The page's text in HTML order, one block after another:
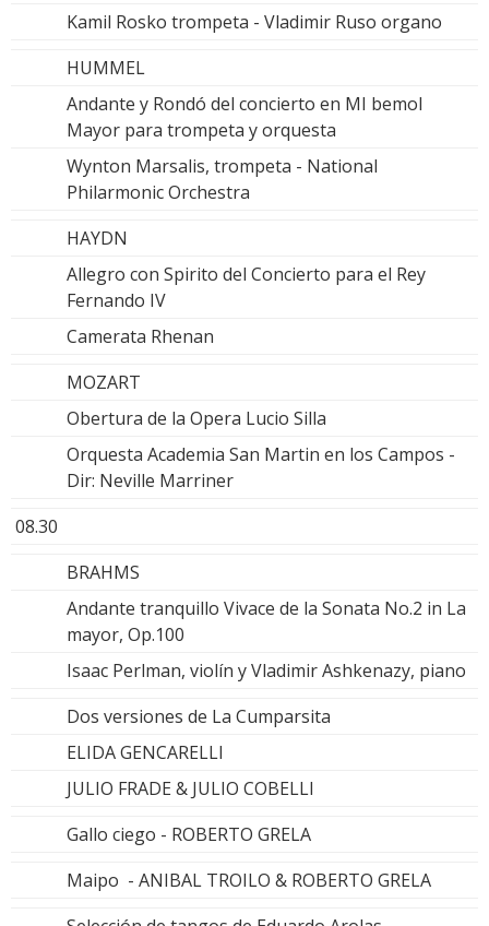
Kamil Rosko trompeta - Vladimir Ruso organo
HUMMEL
Andante y Rondó del concierto en MI bemol
Mayor para trompeta y orquesta
Wynton Marsalis, trompeta - National
Philarmonic Orchestra
HAYDN
Allegro con Spirito del Concierto para el Rey
Fernando IV
Camerata Rhenan
MOZART
Obertura de la Opera Lucio Silla
Orquesta Academia San Martin en los Campos -
Dir: Neville Marriner
08.30
BRAHMS
Andante tranquillo Vivace de la Sonata No.2 in La
mayor, Op.100
Isaac Perlman, violín y Vladimir Ashkenazy, piano
Dos versiones de La Cumparsita
ELIDA GENCARELLI
JULIO FRADE & JULIO COBELLI
Gallo ciego - ROBERTO GRELA
Maipo - ANIBAL TROILO & ROBERTO GRELA